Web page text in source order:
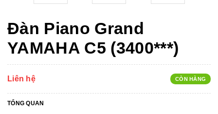
Đàn Piano Grand
YAMAHA C5 (3400***)
Liên hệ CÒN HÀNG
TỔNG QUAN